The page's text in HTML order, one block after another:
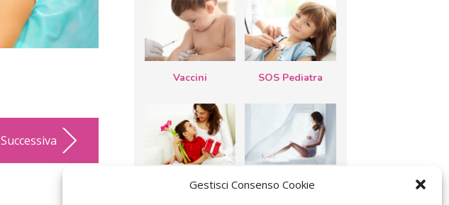
Gestisci Consenso Cookie
Successiva
Vaccini SOS Pediatra
Festa della
mamma: lavoretti,
Le settimane di
gravidanza